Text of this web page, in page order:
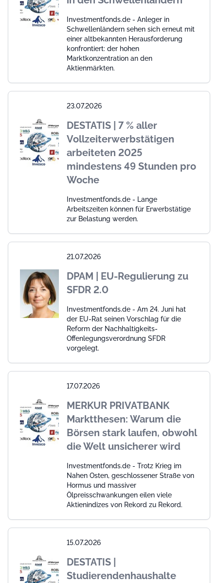
Investmentfonds.de - Anleger in
Schwellenländern sehen sich erneut mit
einer altbekannten Herausforderung
konfrontiert: der hohen
Marktkonzentration an den
Aktienmärkten.
23.07.2026
DESTATIS | 7 % aller
Vollzeiterwerbstätigen
arbeiteten 2025
mindestens 49 Stunden pro
Woche
Investmentfonds.de - Lange
Arbeitszeiten können für Erwerbstätige
zur Belastung werden.
21.07.2026
DPAM | EU-Regulierung zu
SFDR 2.0
Investmentfonds.de - Am 24. Juni hat
der EU-Rat seinen Vorschlag für die
Reform der Nachhaltigkeits-
Offenlegungsverordnung SFDR
vorgelegt.
17.07.2026
MERKUR PRIVATBANK
Marktthesen: Warum die
Börsen stark laufen, obwohl
die Welt unsicherer wird
Investmentfonds.de - Trotz Krieg im
Nahen Osten, geschlossener Straße von
Hormus und massiver
Ölpreisschwankungen eilen viele
Aktienindizes von Rekord zu Rekord.
15.07.2026
DESTATIS |
Studierendenhaushalte